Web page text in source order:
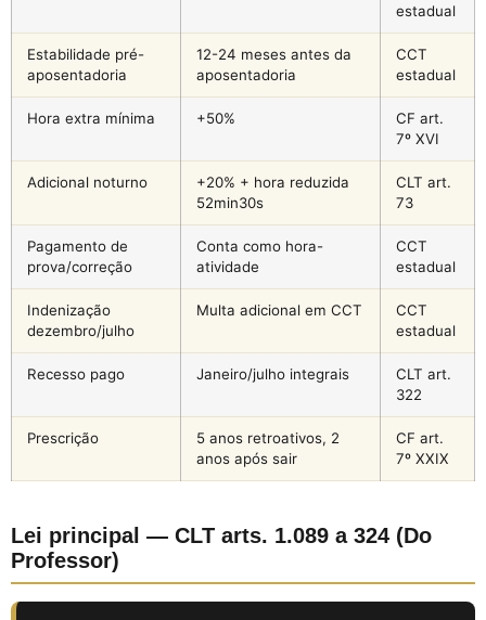
estadual
Estabilidade pré-
aposentadoria
12-24 meses antes da
aposentadoria
CCT
estadual
Hora extra mínima +50%
CF art.
7º XVI
Adicional noturno
+20% + hora reduzida
52min30s
CLT art.
73
Pagamento de
prova/correção
Conta como hora-
atividade
CCT
estadual
Indenização
dezembro/julho
Multa adicional em CCT
CCT
estadual
Recesso pago Janeiro/julho integrais
CLT art.
322
Prescrição
5 anos retroativos, 2
anos após sair
CF art.
7º XXIX
Lei principal — CLT arts. 1.089 a 324 (Do
Professor)